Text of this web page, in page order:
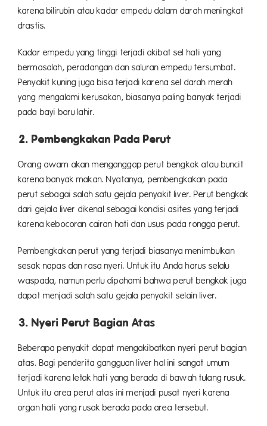
karena bilirubin atau kadar empedu dalam darah meningkat
drastis.
Kadar empedu yang tinggi terjadi akibat sel hati yang
bermasalah, peradangan dan saluran empedu tersumbat.
Penyakit kuning juga bisa terjadi karena sel darah merah
yang mengalami kerusakan, biasanya paling banyak terjadi
pada bayi baru lahir.
2. Pembengkakan Pada Perut
Orang awam akan menganggap perut bengkak atau buncit
karena banyak makan. Nyatanya, pembengkakan pada
perut sebagai salah satu gejala penyakit liver. Perut bengkak
dari gejala liver dikenal sebagai kondisi asites yang terjadi
karena kebocoran cairan hati dan usus pada rongga perut.
Pembengkakan perut yang terjadi biasanya menimbulkan
sesak napas dan rasa nyeri. Untuk itu Anda harus selalu
waspada, namun perlu dipahami bahwa perut bengkak juga
dapat menjadi salah satu gejala penyakit selain liver.
3. Nyeri Perut Bagian Atas
Beberapa penyakit dapat mengakibatkan nyeri perut bagian
atas. Bagi penderita gangguan liver hal ini sangat umum
terjadi karena letak hati yang berada di bawah tulang rusuk.
Untuk itu area perut atas ini menjadi pusat nyeri karena
organ hati yang rusak berada pada area tersebut.